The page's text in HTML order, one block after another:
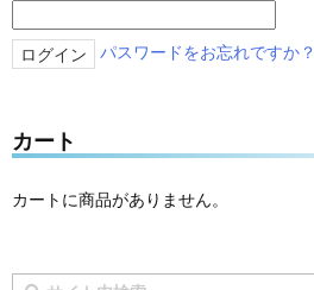
パスワードをお忘れですか？
カート
カートに商品がありません。